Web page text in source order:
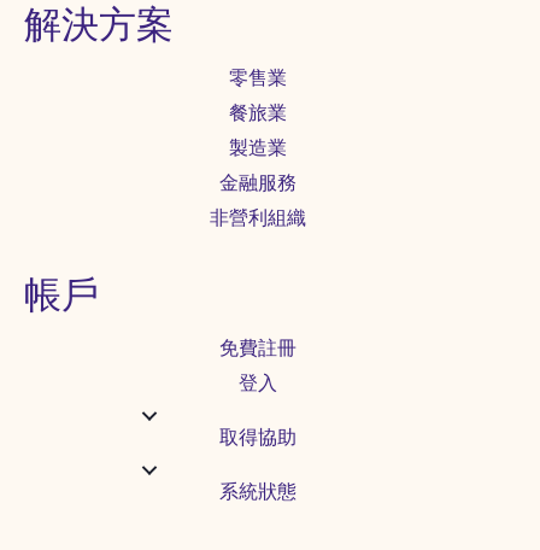
解決方案
零售業
餐旅業
製造業
金融服務
非營利組織
帳戶
免費註冊
登入
取得協助
系統狀態